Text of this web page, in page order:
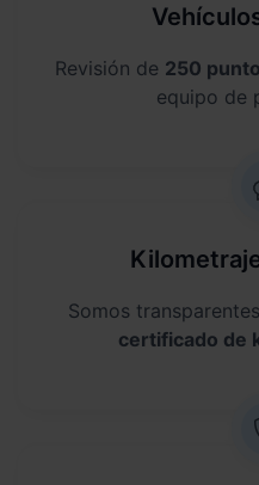
Revisión de 250
equipo de
Somos
certificado de